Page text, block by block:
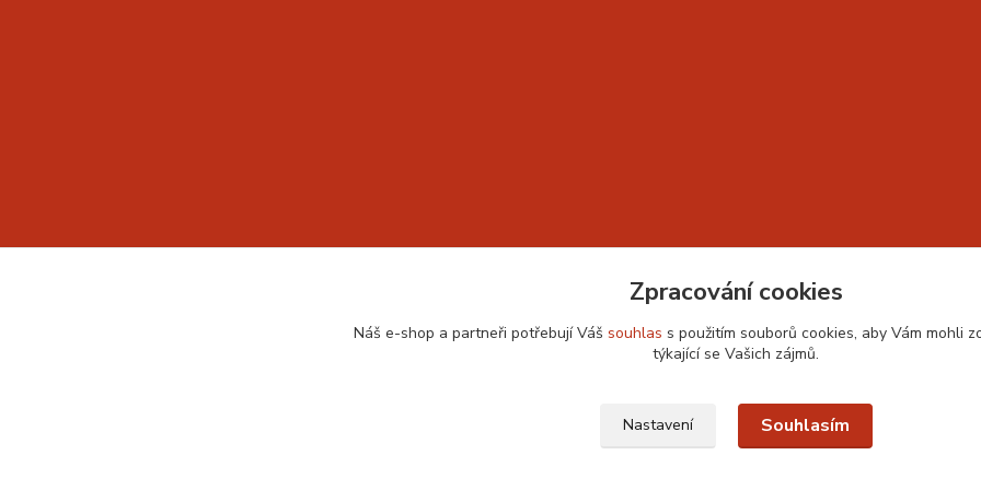
Zpracování cookies
Náš e-shop a partneři potřebují Váš souhlas s použitím souborů cookies, aby Vám mohli
týkající se Vašich zájmů.
Nastavení Souhlasím